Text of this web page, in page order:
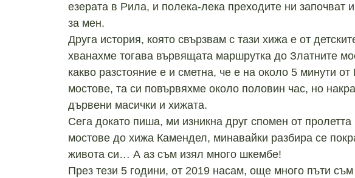
езерата в Рила, и полека-лека преходите ни
за мен.
Друга история, която свързвам с тази хижа е от
хванахме тогава вървящата маршрутка до Златните
какво разстояние е и сметна, че е на около 5 минути
мостове, та си повървяхме около половин час, но
дървени масички и хижата.
Сега докато пиша, ми изникна друг спомен от
мостове до хижа Камендел, минавайки разбира се
живота си… А аз съм изял много шкембе!
През тези 5 години, от 2019 насам, още много пъти